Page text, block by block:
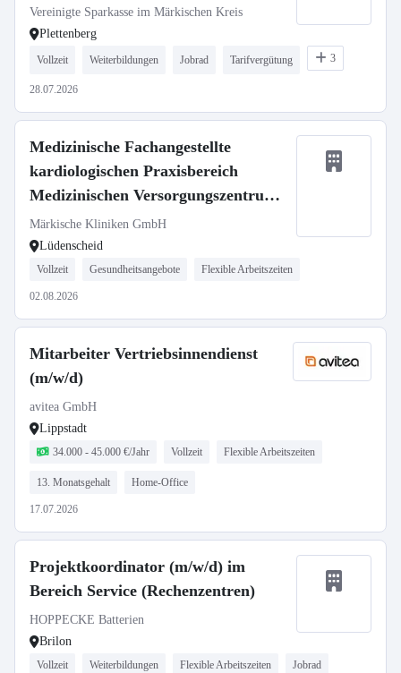
Vereinigte Sparkasse im Märkischen Kreis
Plettenberg
Vollzeit Weiterbildungen Jobrad Tarifvergütung 3
28.07.2026
Medizinische Fachangestellte
kardiologischen Praxisbereich
Medizinischen Versorgungszentrums
(m/w/d)
Märkische Kliniken GmbH
Lüdenscheid
Vollzeit Gesundheitsangebote Flexible Arbeitszeiten
02.08.2026
Mitarbeiter Vertriebsinnendienst
(m/w/d)
avitea GmbH
Lippstadt
34.000 - 45.000 €/Jahr Vollzeit Flexible Arbeitszeiten
13. Monatsgehalt Home-Office
17.07.2026
Projektkoordinator (m/w/d) im
Bereich Service (Rechenzentren)
HOPPECKE Batterien
Brilon
Vollzeit Weiterbildungen Flexible Arbeitszeiten Jobrad